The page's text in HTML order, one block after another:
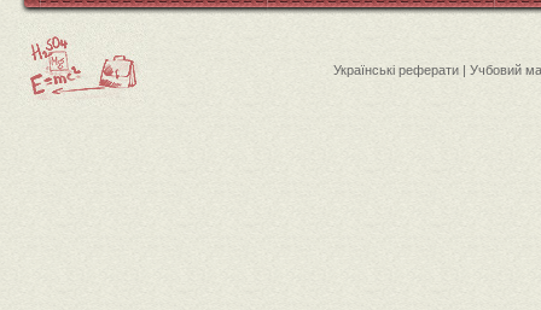
Українські реферати | Учбовий